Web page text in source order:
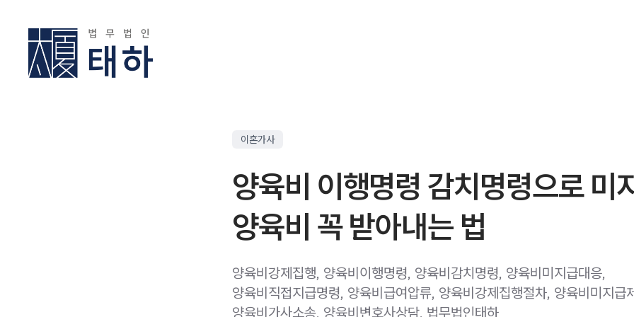
이혼가사
양육비 이행명령 감치명령으로 미
양육비 꼭 받아내는 법
양육비강제집행, 양육비이행명령, 양육비감치명령, 양육비미지급대응,
양육비직접지급명령, 양육비급여압류, 양육비강제집행절차, 양육비미지급
양육비가사소송, 양육비변호사상담, 법무법인태하